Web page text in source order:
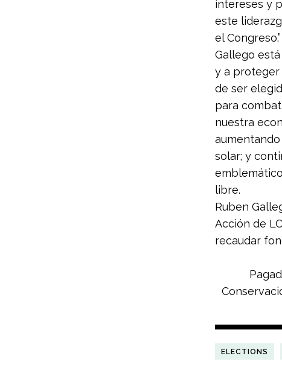
intereses y
este
el Congreso.”
Gallego
y a proteger
de ser
para
nuestra
solar; y
libre.
Ruben
Acción de
recaudar
ELECTIONS